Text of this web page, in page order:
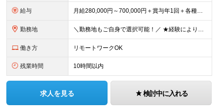
給与 月給280,000円～700,000円＋賞与年1回＋各種手当 ★上記にはみなし残業代として月30時間分（47,750円～130,424円）を含みます。超過分は別途支給します ★経験やスキル、キャリアの
勤務地 ＼勤務地もご自身で選択可能！／ ★経験によりフルリモートも対応いたします！ ★関東への転居を希望する場合は引っ越し補助あり！ 全国からのご応募お待ちしております！ ・首都圏（東京都、神奈川県、埼玉県
働き方 リモートワークOK
残業時間 10時間以内
求人を見る 検討中に入れる